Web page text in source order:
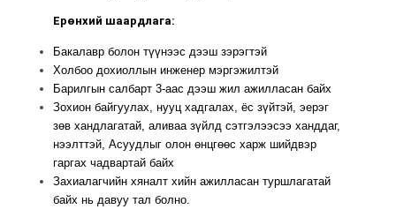
Ерөнхий шаардлага:
Бакалавр болон түүнээс дээш зэрэгтэй
Холбоо дохиоллын инженер мэргэжилтэй
Барилгын салбарт 3-аас дээш жил ажилласан байх
Зохион байгуулах, нууц хадгалах, ёс зүйтэй, эерэг
зөв хандлагатай, аливаа зүйлд сэтгэлээсээ ханддаг,
нээлттэй, Асуудлыг олон өнцгөөс харж шийдвэр
гаргах чадвартай байх
Захиалагчийн хяналт хийн ажилласан туршлагатай
байх нь давуу тал болно.